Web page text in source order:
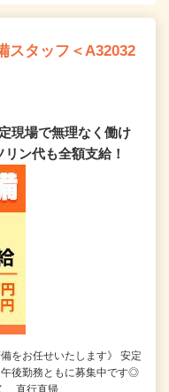
スタッフ＜A32032
現場で無理なく働け
ン代も全額支給！
をお任せいたします》 安定
後勤務ともに募集中です◎
、直行直帰…